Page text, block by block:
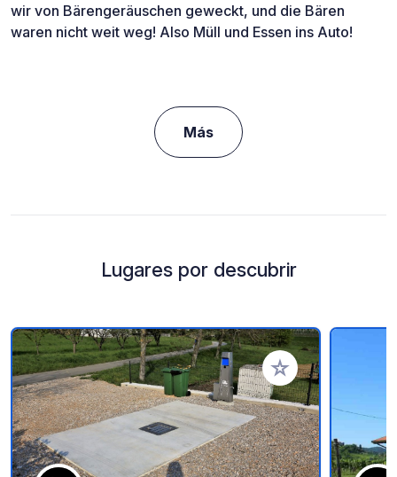
wir von Bärengeräuschen geweckt, und die Bären
waren nicht weit weg! Also Müll und Essen ins Auto!
Más
Lugares por descubrir
Añadir a tus